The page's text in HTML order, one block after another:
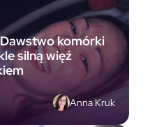
komórki
silną więź
Anna Kruk